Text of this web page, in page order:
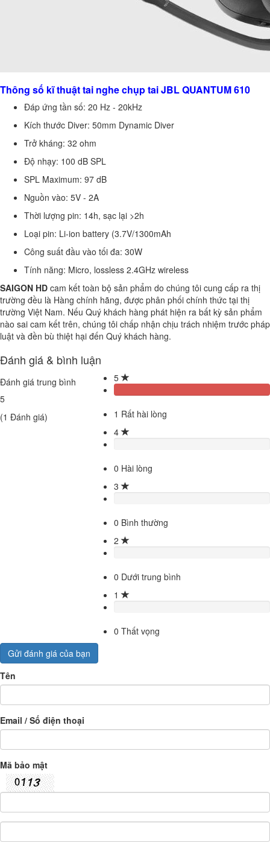
Thông số kĩ thuật tai nghe chụp tai JBL QUANTUM 610
Đáp ứng tần số: 20 Hz - 20kHz
Kích thước Diver: 50mm Dynamic Diver
Trở kháng: 32 ohm
Độ nhạy: 100 dB SPL
SPL Maximum: 97 dB
Nguồn vào: 5V - 2A
Thời lượng pin: 14h, sạc lại >2h
Loại pin: Li-ion battery (3.7V/1300mAh
Công suất đầu vào tối đa: 30W
Tính năng: Micro, lossless 2.4GHz wireless
SAIGON HD cam kết toàn bộ sản phẩm do chúng tôi cung cấp ra thị
trường đều là Hàng chính hãng, được phân phối chính thức tại thị
trường Việt Nam. Nếu Quý khách hàng phát hiện ra bất kỳ sản phẩm
nào sai cam kết trên, chúng tôi chấp nhận chịu trách nhiệm trước pháp
luật và đền bù thiệt hại đến Quý khách hàng.
Đánh giá & bình luận
Đánh giá trung bình
5
(1 Đánh giá)
5
1 Rất hài lòng
4
0 Hài lòng
3
0 Bình thường
2
0 Dưới trung bình
1
0 Thất vọng
Gửi đánh giá của bạn
Tên
Email / Số điện thoại
Mã bảo mật